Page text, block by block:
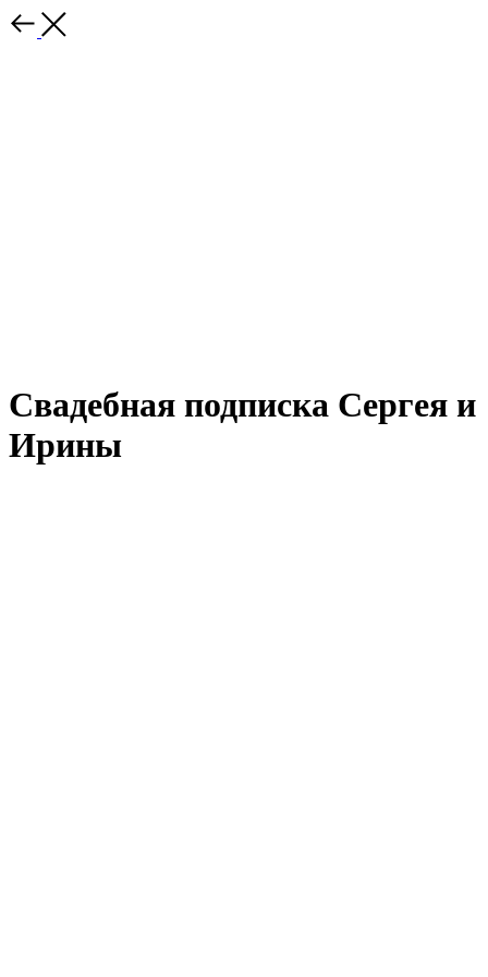
Свадебная подписка Сергея и
Ирины